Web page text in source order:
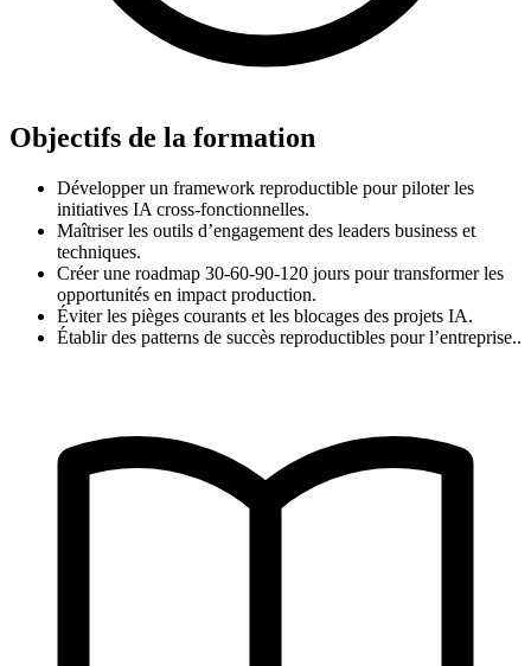
Objectifs de la formation
Développer un framework reproductible pour piloter les
initiatives IA cross-fonctionnelles.
Maîtriser les outils d’engagement des leaders business et
techniques.
Créer une roadmap 30-60-90-120 jours pour transformer les
opportunités en impact production.
Éviter les pièges courants et les blocages des projets IA.
Établir des patterns de succès reproductibles pour l’entreprise..